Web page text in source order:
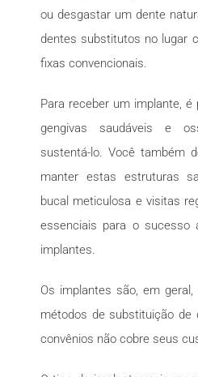
ou desgastar um dente
dentes substitutos no lugar
fixas convencionais.
Para receber um implante,
gengivas saudáveis e
sustentá-lo. Você também
manter estas estruturas
bucal meticulosa e visitas
essenciais para o sucesso
implantes.
Os implantes são, em
métodos de substituição de
convênios não cobre seus